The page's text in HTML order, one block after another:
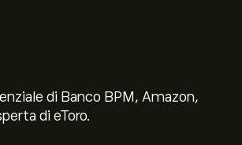
di Banco BPM, Amazon,
di eToro.